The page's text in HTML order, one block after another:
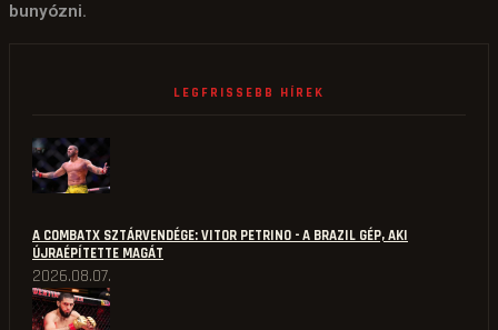
bunyózni.
LEGFRISSEBB HÍREK
A COMBATX SZTÁRVENDÉGE: VITOR PETRINO - A BRAZIL GÉP, AKI
ÚJRAÉPÍTETTE MAGÁT
2026.08.07.